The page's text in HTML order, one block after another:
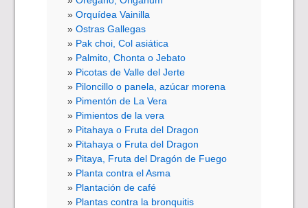
Orquídea Vainilla
Ostras Gallegas
Pak choi, Col asiática
Palmito, Chonta o Jebato
Picotas de Valle del Jerte
Piloncillo o panela, azúcar morena
Pimentón de La Vera
Pimientos de la vera
Pitahaya o Fruta del Dragon
Pitahaya o Fruta del Dragon
Pitaya, Fruta del Dragón de Fuego
Planta contra el Asma
Plantación de café
Plantas contra la bronquitis